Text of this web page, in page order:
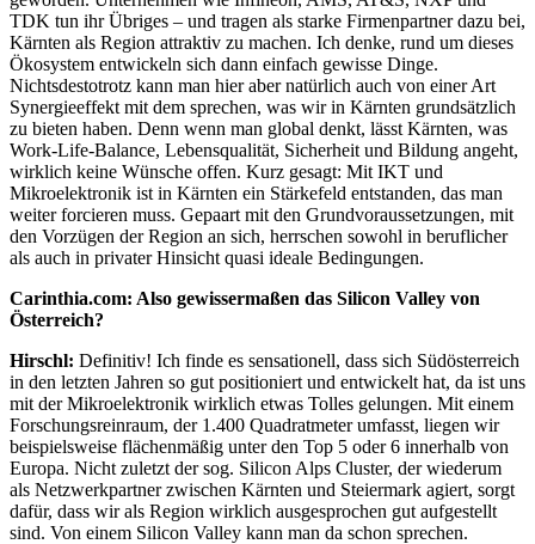
TDK tun ihr Übriges – und tragen als starke Firmenpartner dazu bei,
Kärnten als Region attraktiv zu machen. Ich denke, rund um dieses
Ökosystem entwickeln sich dann einfach gewisse Dinge.
Nichtsdestotrotz kann man hier aber natürlich auch von einer Art
Synergieeffekt mit dem sprechen, was wir in Kärnten grundsätzlich
zu bieten haben. Denn wenn man global denkt, lässt Kärnten, was
Work-Life-Balance, Lebensqualität, Sicherheit und Bildung angeht,
wirklich keine Wünsche offen. Kurz gesagt: Mit IKT und
Mikroelektronik ist in Kärnten ein Stärkefeld entstanden, das man
weiter forcieren muss. Gepaart mit den Grundvoraussetzungen, mit
den Vorzügen der Region an sich, herrschen sowohl in beruflicher
als auch in privater Hinsicht quasi ideale Bedingungen.
Carinthia.com: Also gewissermaßen das Silicon Valley von
Österreich?
Hirschl: Definitiv! Ich finde es sensationell, dass sich Südösterreich
in den letzten Jahren so gut positioniert und entwickelt hat, da ist uns
mit der Mikroelektronik wirklich etwas Tolles gelungen. Mit einem
Forschungsreinraum, der 1.400 Quadratmeter umfasst, liegen wir
beispielsweise flächenmäßig unter den Top 5 oder 6 innerhalb von
Europa. Nicht zuletzt der sog. Silicon Alps Cluster, der wiederum
als Netzwerkpartner zwischen Kärnten und Steiermark agiert, sorgt
dafür, dass wir als Region wirklich ausgesprochen gut aufgestellt
sind. Von einem Silicon Valley kann man da schon sprechen.